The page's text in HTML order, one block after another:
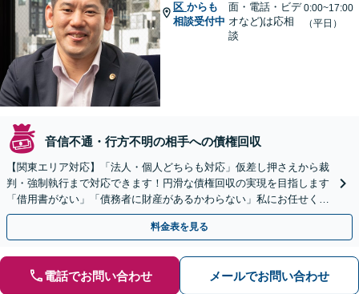
区 からも
相談受付中
面・電話・ビデ
オなど)は応相
談
0:00~17:00
（平日）
音信不通・行方不明の相手への債権回収
【関東エリア対応】「法人・個人どちらも対応」仮差し押さえから裁
判・強制執行まで対応できます！円滑な債権回収の実現を目指します
「借用書がない」「債務者に財産があるかわらない」私にお任せくだ
さい！【分割払いあり】【休日・夜間相談可】
料金表を見る
電話でお問い合わせ メールでお問い合わせ